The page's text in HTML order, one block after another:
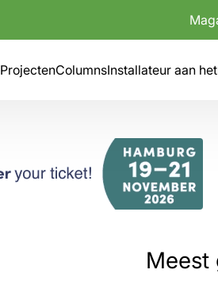
ProjectenColumnsInstallateur aan
Meest